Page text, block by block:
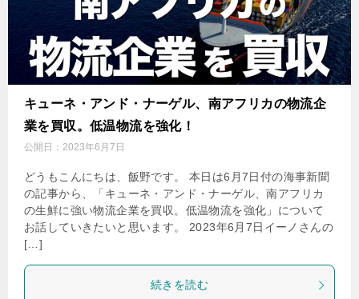
キューネ・アンド・ナーゲル、南アフリカの物流企
業を買収。低温物流を強化！
公開日： 2023年6月7日
どうもこんにちは、飯野です。 本日は6月7日付の海事新聞
の記事から、「キューネ・アンド・ナーゲル、南アフリカ
の生鮮に強い物流企業を買収。低温物流を強化」について
お話していきたいと思います。 2023年6月7日イーノさんの
[…]
続きを読む